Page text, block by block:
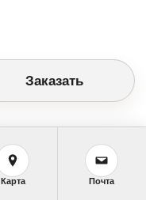
Заказать
Карта Почта